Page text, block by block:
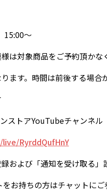
15:00～
は対象商品をご予約頂かな
ます。時間は前後する場合
ストアYouTubeチャンネル
RyrddQufHnY
および「通知を受け取る」
お持ちの方はチャットにご